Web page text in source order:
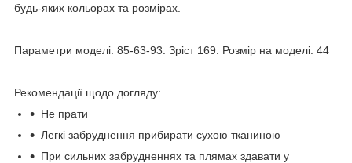
будь-яких кольорах та розмірах.
Параметри моделі: 85-63-93. Зріст 169. Розмір на моделі: 44
Рекомендації щодо догляду:
Не прати
Легкі забруднення прибирати сухою тканиною
При сильних забрудненнях та плямах здавати у